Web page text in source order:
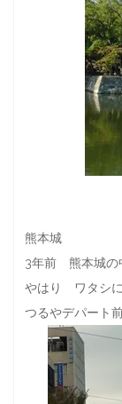
熊本城
3年前 熊本城の
やはり ワタシ
つるやデパー